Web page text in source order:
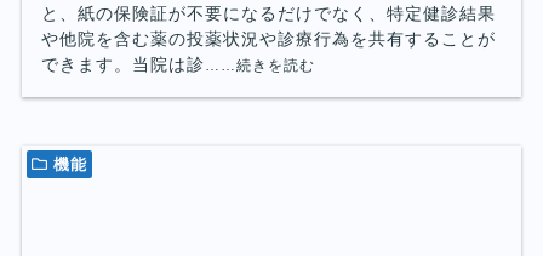
と、紙の保険証が不要になるだけでなく、特定健診結果
や他院を含む薬の投薬状況や診療行為を共有することが
できます。当院は診……続きを読む
機能